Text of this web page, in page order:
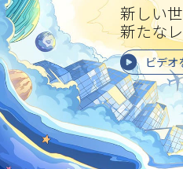
新しい
新たな
ビデオ